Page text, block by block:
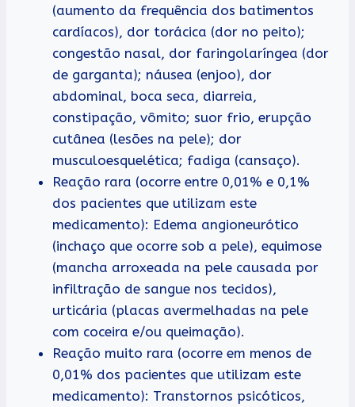
(aumento da frequência dos batimentos
cardíacos), dor torácica (dor no peito);
congestão nasal, dor faringolaríngea (dor
de garganta); náusea (enjoo), dor
abdominal, boca seca, diarreia,
constipação, vômito; suor frio, erupção
cutânea (lesões na pele); dor
musculoesquelética; fadiga (cansaço).
Reação rara (ocorre entre 0,01% e 0,1%
dos pacientes que utilizam este
medicamento): Edema angioneurótico
(inchaço que ocorre sob a pele), equimose
(mancha arroxeada na pele causada por
infiltração de sangue nos tecidos),
urticária (placas avermelhadas na pele
com coceira e/ou queimação).
Reação muito rara (ocorre em menos de
0,01% dos pacientes que utilizam este
medicamento): Transtornos psicóticos,